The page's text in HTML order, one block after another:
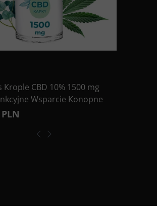
Krople CBD 10% 1500 mg
Wsparcie Konopne